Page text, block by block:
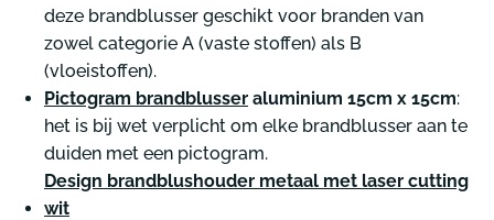
deze brandblusser geschikt voor branden van
zowel categorie A (vaste stoffen) als B
(vloeistoffen).
Pictogram brandblusser aluminium 15cm x 15cm:
het is bij wet verplicht om elke brandblusser aan te
duiden met een pictogram.
Design brandblushouder metaal met laser cutting
wit